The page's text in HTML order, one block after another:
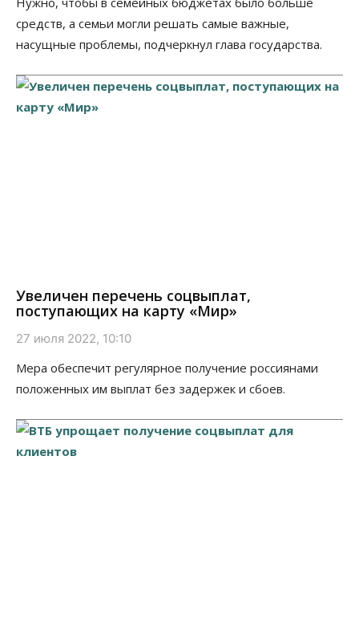
средств, а семьи могли решать самые важные,
насущные проблемы, подчеркнул глава государства.
Увеличен перечень соцвыплат,
поступающих на карту «Мир»
27 июля 2022, 10:10
Мера обеспечит регулярное получение россиянами
положенных им выплат без задержек и сбоев.